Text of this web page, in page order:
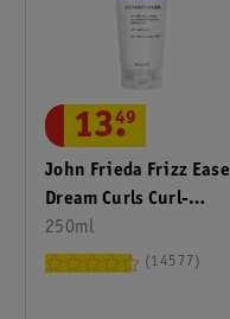
John Frieda Frizz Ease
Dream Curls Curl-
Defining Conditioner
250ml
13.
49
14577